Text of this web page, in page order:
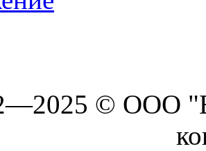
© ООО